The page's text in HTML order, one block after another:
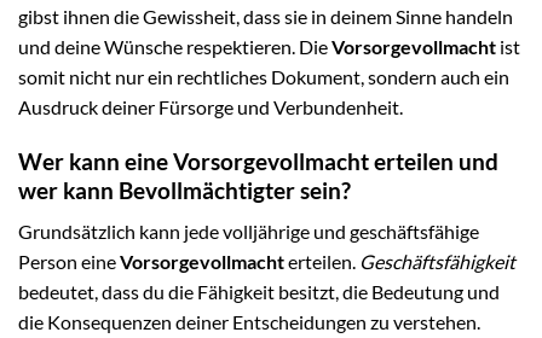
gibst ihnen die Gewissheit, dass sie in deinem Sinne handeln
und deine Wünsche respektieren. DieVorsorgevollmacht ist
somit nicht nur ein rechtliches Dokument, sondern auch ein
Ausdruck deiner Fürsorge und Verbundenheit.
Wer kann eine Vorsorgevollmacht erteilen und
wer kann Bevollmächtigter sein?
Grundsätzlich kann jede volljährige und geschäftsfähige
Person eineVorsorgevollmachterteilen. Geschäftsfähigkeit
bedeutet, dass du die Fähigkeit besitzt, die Bedeutung und
die Konsequenzen deiner Entscheidungen zu verstehen.